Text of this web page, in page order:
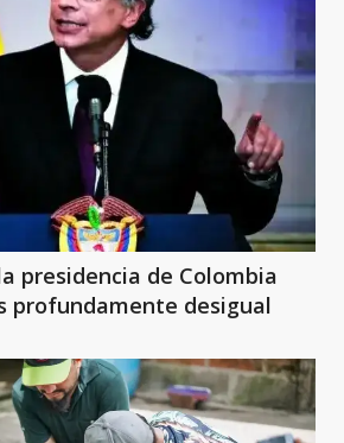
presidencia de Colombia
profundamente desigual